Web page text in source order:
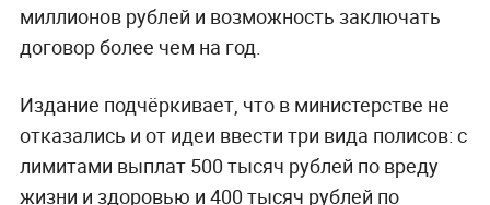
миллионов рублей и возможность заключать
договор более чем на год.
Издание подчёркивает, что в министерстве не
отказались и от идеи ввести три вида полисов: с
лимитами выплат 500 тысяч рублей по вреду
жизни и здоровью и 400 тысяч рублей по